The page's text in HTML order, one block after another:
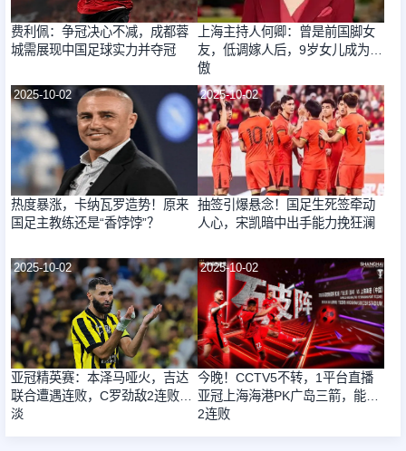
费利佩：争冠决心不减，成都蓉
城需展现中国足球实力并夺冠
上海主持人何卿：曾是前国脚女
友，低调嫁人后，9岁女儿成为骄
傲
2025-10-02
热度暴涨，卡纳瓦罗造势！原来
国足主教练还是“香饽饽”？
2025-10-02
抽签引爆悬念！国足生死签牵动
人心，宋凯暗中出手能力挽狂澜
2025-10-02
亚冠精英赛：本泽马哑火，吉达
联合遭遇连败，C罗劲敌2连败惨
淡
2025-10-02
今晚！CCTV5不转，1平台直播
亚冠上海海港PK广岛三箭，能否
2连败